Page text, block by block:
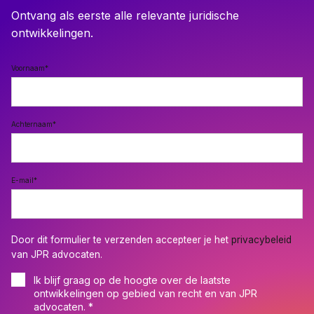
Ontvang als eerste alle relevante juridische
ontwikkelingen.
Voornaam*
Achternaam*
E-mail*
Door dit formulier te verzenden accepteer je het privacybeleid
van JPR advocaten.
Ik blijf graag op de hoogte over de laatste
ontwikkelingen op gebied van recht en van JPR
advocaten. *